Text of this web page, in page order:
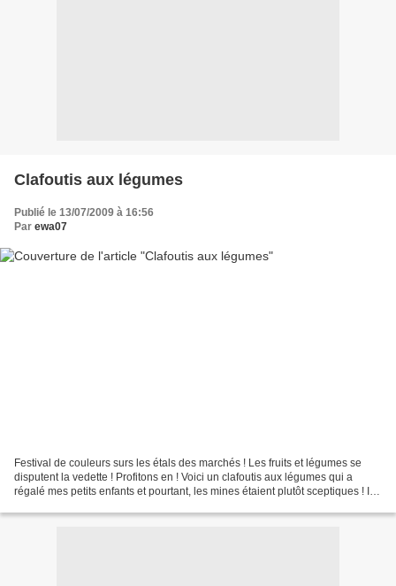
Clafoutis aux légumes
Publié le 13/07/2009 à 16:56
Par ewa07
Festival de couleurs surs les étals des marchés ! Les fruits et légumes se
disputent la vedette ! Profitons en ! Voici un clafoutis aux légumes qui a
régalé mes petits enfants et pourtant, les mines étaient plutôt sceptiques ! Il